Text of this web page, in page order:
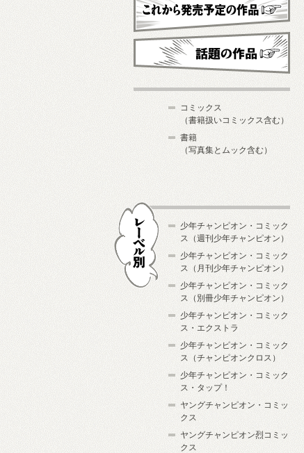
これから発売予定
コミックス
（書籍扱いコミックス含む）
書籍
（写真集とムック含む）
少年チャンピオン・コミック
ス（週刊少年チャンピオン）
少年チャンピオン・コミック
ス（月刊少年チャンピオン）
少年チャンピオン・コミック
ス（別冊少年チャンピオン）
少年チャンピオン・コミック
ス・エクストラ
少年チャンピオン・コミック
ス（チャンピオンクロス）
少年チャンピオン・コミック
ス・タップ！
ヤングチャンピオン・コミッ
クス
ヤングチャンピオン烈コミッ
クス